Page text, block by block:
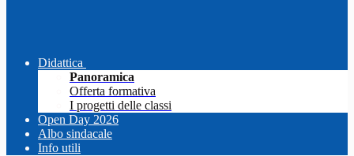
Didattica
Panoramica
Offerta formativa
I progetti delle classi
Open Day 2026
Albo sindacale
Info utili